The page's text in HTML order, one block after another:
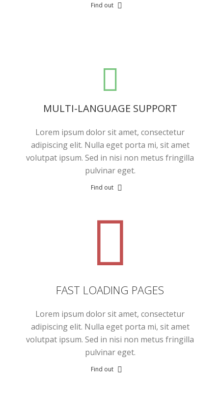
Find out
MULTI-LANGUAGE SUPPORT
Lorem ipsum dolor sit amet, consectetur
adipiscing elit. Nulla eget porta mi, sit amet
volutpat ipsum. Sed in nisi non metus fringilla
pulvinar eget.
Find out
FAST LOADING PAGES
Lorem ipsum dolor sit amet, consectetur
adipiscing elit. Nulla eget porta mi, sit amet
volutpat ipsum. Sed in nisi non metus fringilla
pulvinar eget.
Find out